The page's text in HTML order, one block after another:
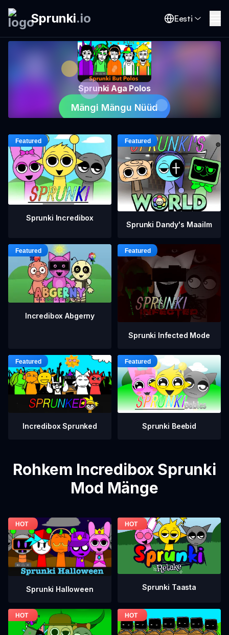
Sprunki.io Eesti
Sprunki Aga Polos
Mängi Mängu Nüüd
Sprunki Incredibox
Sprunki Dandy's Maailm
Incredibox Abgerny
Sprunki Infected Mode
Incredibox Sprunked Sprunki Beebid
Rohkem Incredibox Sprunki
Mod Mänge
Sprunki Halloween Sprunki Taasta